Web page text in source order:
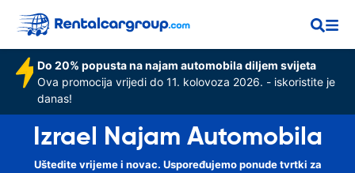
Do 20% popusta na najam automobila diljem svijeta
Ova promocija vrijedi do 11. kolovoza 2026. - iskoristite je
danas!
Izrael Najam Automobila
Uštedite vrijeme i novac. Uspoređujemo ponude tvrtki za